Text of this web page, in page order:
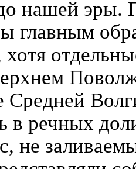
нашей эры.
главным
Средней
в речных
не